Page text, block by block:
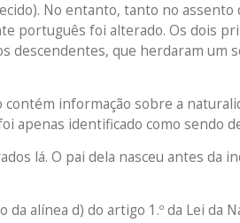
No entanto, tanto no assento
português foi alterado. Os dois
descendentes, que herdaram um
informação sobre a
apenas identificado como sendo
lá. O pai dela nasceu antes da
alínea d) do artigo 1.º da Lei da